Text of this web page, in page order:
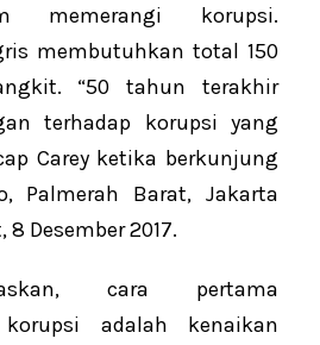
memerangi korupsi.
membutuhkan total 150
“50 tahun terakhir
terhadap korupsi yang
Carey ketika berkunjung
Palmerah Barat, Jakarta
Desember 2017.
cara pertama
adalah kenaikan